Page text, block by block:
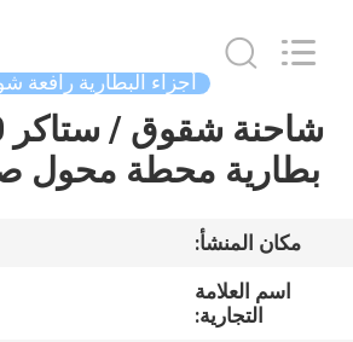
منزل
حول
AUTOPARTS
CO.,LIMITED.
أجزاء البطارية رافعة
بطارية محطة محول
مكان المنشأ:
اسم العلامة
التجارية: